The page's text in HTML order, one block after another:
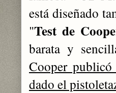
está diseñado
"Test de
barata y
Cooper
dado el